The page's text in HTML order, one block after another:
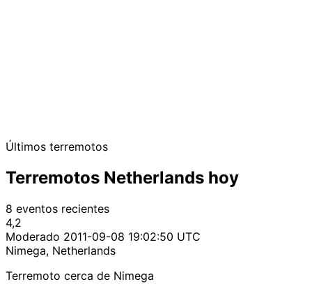
Últimos terremotos
Terremotos Netherlands hoy
8 eventos recientes
4,2
Moderado 2011-09-08 19:02:50 UTC
Nimega, Netherlands
Terremoto cerca de Nimega